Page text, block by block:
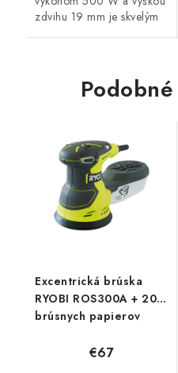
zdvihu 19 mm je skvelým
Excentrická brúska
RYOBI ROS300A + 20
brúsnych papierov
€67